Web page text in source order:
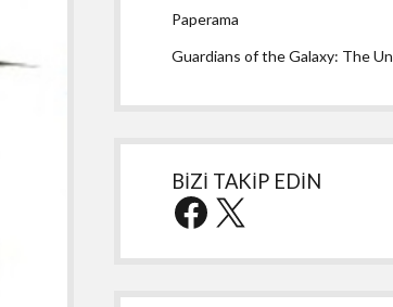
Paperama
Guardians of the Galaxy: The
BİZİ TAKİP EDİN
Facebook
X